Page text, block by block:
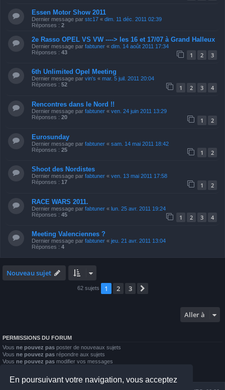
En poursuivant votre navigation, vous acceptez
Essen Motor Show 2011
Dernier message par stc17 « dim. 11 déc. 2011 02:39
Réponses : 2
2e Rasso OPEL VS VW ----> les 16 et 17/07 à Grand Halleux
Dernier message par fabtuner « dim. 14 août 2011 17:34
Réponses : 43 1 2 3
6th Unlimited Opel Meeting
Dernier message par vin's « mar. 5 juil. 2011 20:04
Réponses : 52 1 2 3 4
Rencontres dans le Nord !!
Dernier message par fabtuner « ven. 24 juin 2011 13:29
Réponses : 20 1 2
Eurosunday
Dernier message par fabtuner « sam. 14 mai 2011 18:42
Réponses : 25 1 2
Shoot des Nordistes
Dernier message par fabtuner « ven. 13 mai 2011 17:58
Réponses : 17 1 2
RACE WARS 2011.
Dernier message par fabtuner « lun. 25 avr. 2011 19:24
Réponses : 45 1 2 3 4
Meeting Valenciennes ?
Dernier message par fabtuner « jeu. 21 avr. 2011 13:04
Réponses : 4
Nouveau sujet
62 sujets 1 2 3
Aller à
PERMISSIONS DU FORUM
Vous ne pouvez pas poster de nouveaux sujets
Vous ne pouvez pas répondre aux sujets
Vous ne pouvez pas modifier vos messages
Vous
ne pouvez pas joindre des fichiers